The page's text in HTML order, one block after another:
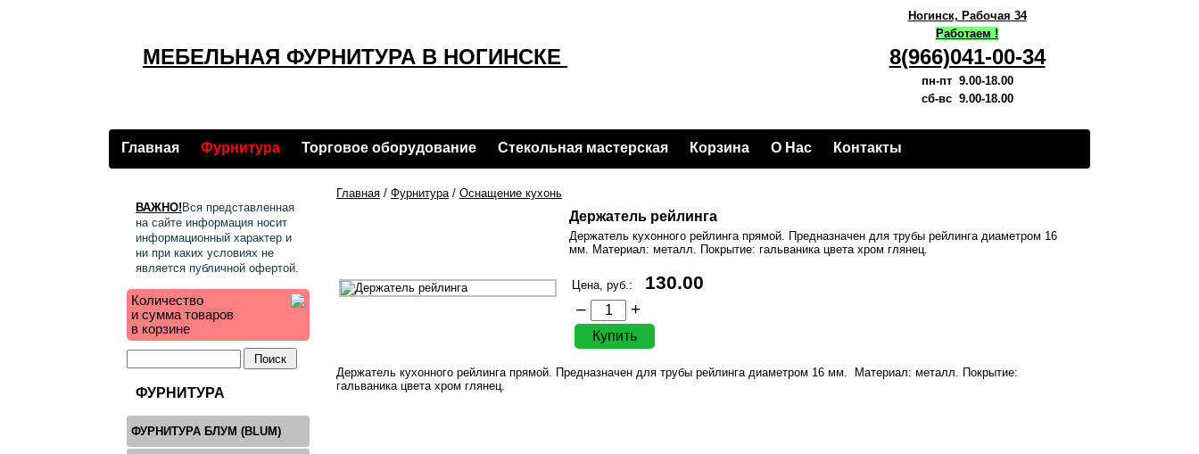
МЕБЕЛЬНАЯ ФУРНИТУРА В НОГИНСКЕ
Ногинск, Рабочая 34
Работаем !
8(966)041-00-34
пн-пт 9.00-18.00
сб-вс 9.00-18.00
Главная Фурнитура Торговое оборудование Стекольная мастерская Корзина О Нас Контакты
ВАЖНО! Вся представленная
на сайте информация носит
информационный характер и
ни при каких условиях не
является публичной офертой.
Количество
и сумма товаров
в корзине
ФУРНИТУРА
ФУРНИТУРА БЛУМ (BLUM)
Главная / Фурнитура/ Оснащение кухонь
Держатель рейлинга
Держатель кухонного рейлинга прямой. Предназначен для трубы рейлинга диаметром 16
мм. Материал: металл. Покрытие: гальваника цвета хром глянец.
Цена, руб.: 130.00
– +
Держатель кухонного рейлинга прямой. Предназначен для трубы рейлинга диаметром 16 мм. Материал: металл. Покрытие:
гальваника цвета хром глянец.